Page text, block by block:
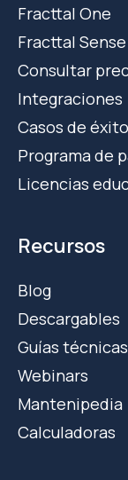
Fracttal One
Fracttal Sense
Consultar
Integraciones
Casos de éxito
Programa de
Licencias
Recursos
Blog
Descargables
Guías técnicas
Webinars
Mantenipedia
Calculadoras